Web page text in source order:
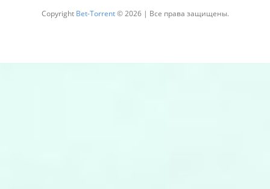
Copyright Bet-Torrent© 2026 | Все права защищены.